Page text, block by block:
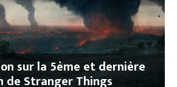
sur la 5ème et dernière
de Stranger Things